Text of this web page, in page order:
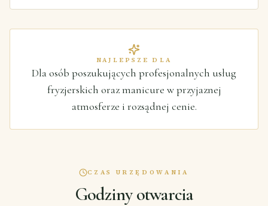
NAJLEPSZE DLA
Dla osób poszukujących profesjonalnych usług
fryzjerskich oraz manicure w przyjaznej
atmosferze i rozsądnej cenie.
CZAS URZĘDOWANIA
Godziny otwarcia